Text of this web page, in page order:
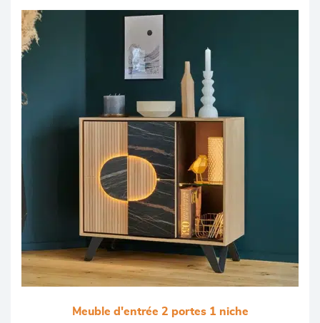
Meuble d'entrée 2 portes 1 niche